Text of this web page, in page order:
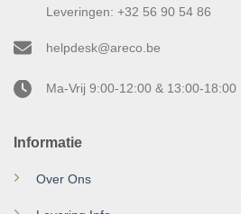
Informatie
Over Ons
Leveringen: +32 56 90 54 86
helpdesk@areco.be
Ma-Vrij 9:00-12:00 & 13:00-18:00